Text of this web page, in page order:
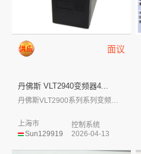
面议
丹佛斯 VLT2940变频器4...
丹佛斯VLT2900系列系列变频器是可以...
Sun129919
上海市
控制系统
2026-04-13